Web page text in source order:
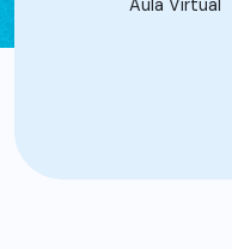
Aula Virtual